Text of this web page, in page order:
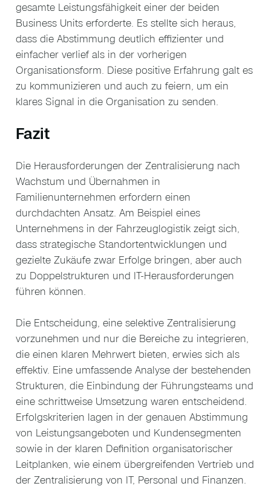
gesamte Leistungsfähigkeit einer der beiden
Business Units erforderte. Es stellte sich heraus,
dass die Abstimmung deutlich effizienter und
einfacher verlief als in der vorherigen
Organisationsform. Diese positive Erfahrung galt es
zu kommunizieren und auch zu feiern, um ein
klares Signal in die Organisation zu senden.
Fazit
Die Herausforderungen der Zentralisierung nach
Wachstum und Übernahmen in
Familienunternehmen erfordern einen
durchdachten Ansatz. Am Beispiel eines
Unternehmens in der Fahrzeuglogistik zeigt sich,
dass strategische Standortentwicklungen und
gezielte Zukäufe zwar Erfolge bringen, aber auch
zu Doppelstrukturen und IT-Herausforderungen
führen können.
Die Entscheidung, eine selektive Zentralisierung
vorzunehmen und nur die Bereiche zu integrieren,
die einen klaren Mehrwert bieten, erwies sich als
effektiv. Eine umfassende Analyse der bestehenden
Strukturen, die Einbindung der Führungsteams und
eine schrittweise Umsetzung waren entscheidend.
Erfolgskriterien lagen in der genauen Abstimmung
von Leistungsangeboten und Kundensegmenten
sowie in der klaren Definition organisatorischer
Leitplanken, wie einem übergreifenden Vertrieb und
der Zentralisierung von IT, Personal und Finanzen.